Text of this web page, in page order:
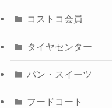
コストコ会員
タイヤセンター
パン・スイーツ
フードコート